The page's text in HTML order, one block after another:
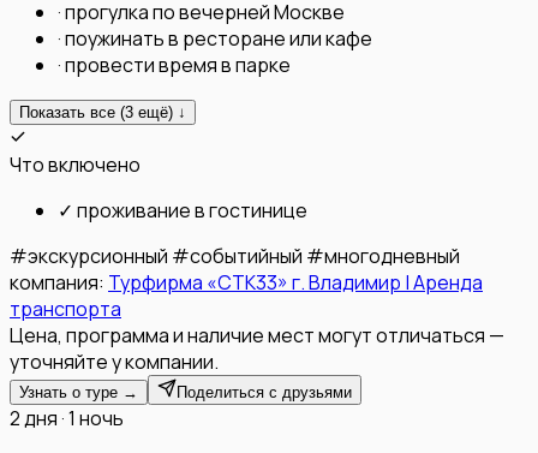
·прогулка по вечерней Москве
·поужинать в ресторане или кафе
·провести время в парке
Показать все (3 ещё) ↓
Что включено
✓ проживание в гостинице
#экскурсионный #событийный #многодневный
компания: Турфирма «СТК33» г. Владимир | Аренда
транспорта
Цена, программа и наличие мест могут отличаться —
уточняйте у компании.
Узнать о туре → Поделиться с друзьями
2 дня · 1 ночь